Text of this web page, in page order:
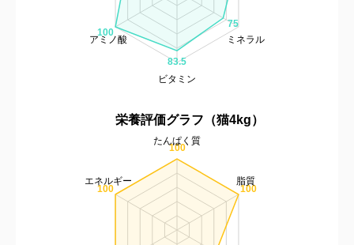
75
83.5
100
ミネラル
ビタミン
アミノ酸
栄養評価グラフ（猫4kg）
100
100
100
エネルギー
たんぱく質
脂質